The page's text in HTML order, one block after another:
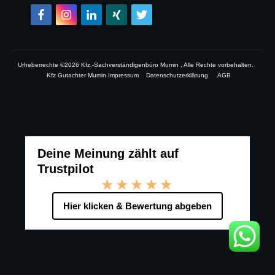
Urheberrechte ©2026 Kfz.-Sachverständigenbüro Mumin , Alle Rechte vorbehalten.
Kfz Gutachter Mumin Impressum
Datenschutzerklärung AGB
Deine Meinung zählt auf
Trustpilot
★★★★★
Hier klicken & Bewertung abgeben